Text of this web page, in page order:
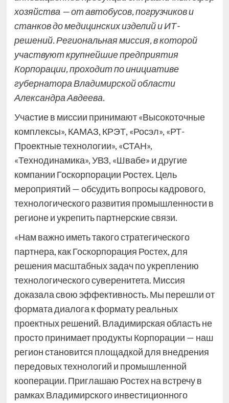
хозяйства — от автобусов, погрузчиков и
станков до медицинских изделий и ИТ-
решений. Региональная миссия, в которой
участвуют крупнейшие предприятия
Корпорации, проходит по инициативе
губернатора Владимирской области
Александра Авдеева.
Участие в миссии принимают «Высокоточные
комплексы», КАМАЗ, КРЭТ, «Росэл», «РТ-
Проектные технологии», «СТАН»,
«Технодинамика», УВЗ, «Швабе» и другие
компании Госкорпорации Ростех. Цель
мероприятий — обсудить вопросы кадрового,
технологического развития промышленности в
регионе и укрепить партнерские связи.
«Нам важно иметь такого стратегического
партнера, как Госкорпорация Ростех, для
решения масштабных задач по укреплению
технологического суверенитета. Миссия
доказала свою эффективность. Мы перешли от
формата диалога к формату реальных
проектных решений. Владимирская область не
просто принимает продукты Корпорации — наш
регион становится площадкой для внедрения
передовых технологий и промышленной
кооперации. Приглашаю Ростех на встречу в
рамках Владимирского инвестиционного